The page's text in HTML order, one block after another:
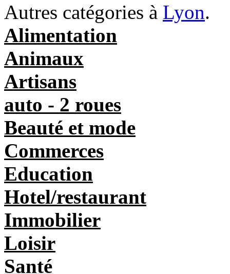
Autres catégories à Lyon.
Alimentation
Animaux
Artisans
auto - 2 roues
Beauté et mode
Commerces
Education
Hotel/restaurant
Immobilier
Loisir
Santé